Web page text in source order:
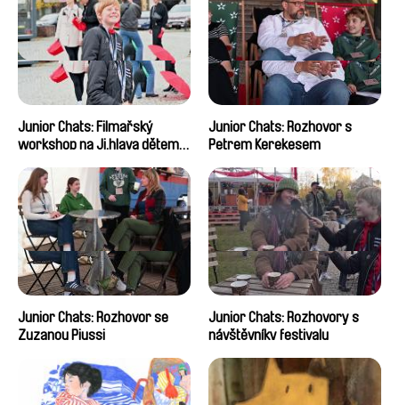
Junior Chats: Filmařský
workshop na Ji.hlava dětem
Junior Chats: Rozhovor s
Petrem Kerekesem
Junior Chats: Rozhovor se
Zuzanou Piussi
Junior Chats: Rozhovory s
návštěvníky festivalu